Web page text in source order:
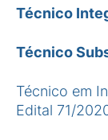
Técnico
Técnico
Técnico em
Edital 71/